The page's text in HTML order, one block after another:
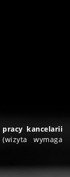
kancelarii
(wizyta wymaga